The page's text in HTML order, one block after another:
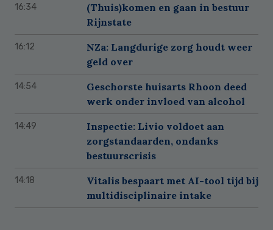
16:34
(Thuis)komen en gaan in bestuur
Rijnstate
16:12
NZa: Langdurige zorg houdt weer
geld over
14:54
Geschorste huisarts Rhoon deed
werk onder invloed van alcohol
14:49
Inspectie: Livio voldoet aan
zorgstandaarden, ondanks
bestuurscrisis
14:18
Vitalis bespaart met AI-tool tijd bij
multidisciplinaire intake